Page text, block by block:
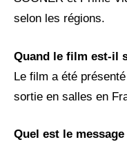
selon les régions.
Quand le film est-il
Le film a été
sortie en salles en
Quel est le